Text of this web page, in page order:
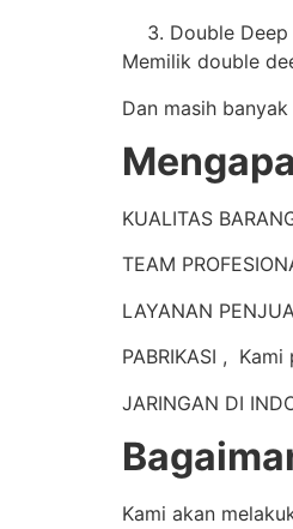
Double Deep
Memilik double
Dan masih
KUALITAS
TEAM
LAYANAN
PABRIKASI ,
JARINGAN DI
Kami akan